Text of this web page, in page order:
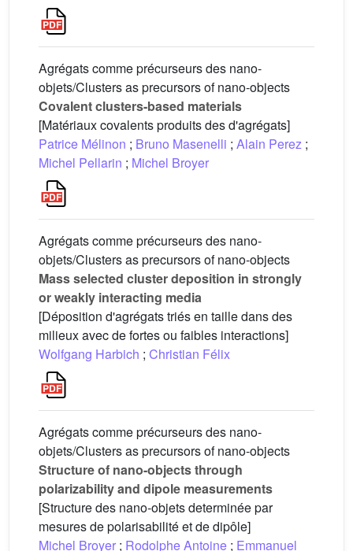
Agrégats comme précurseurs des nano-
objets/Clusters as precursors of nano-objects
Covalent clusters-based materials
[Matériaux covalents produits des d'agrégats]
Patrice Mélinon ; Bruno Masenelli ; Alain Perez ;
Michel Pellarin ; Michel Broyer
Agrégats comme précurseurs des nano-
objets/Clusters as precursors of nano-objects
Mass selected cluster deposition in strongly
or weakly interacting media
[Déposition d'agrégats triés en taille dans des
milieux avec de fortes ou faibles interactions]
Wolfgang Harbich ; Christian Félix
Agrégats comme précurseurs des nano-
objets/Clusters as precursors of nano-objects
Structure of nano-objects through
polarizability and dipole measurements
[Structure des nano-objets determinée par
mesures de polarisabilité et de dipôle]
Michel Broyer ; Rodolphe Antoine ; Emmanuel